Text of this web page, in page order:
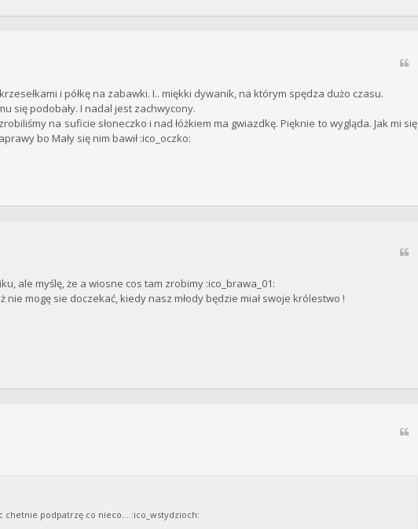
i półkę na zabawki. I.. miękki dywanik, na którym spędza dużo czasu.
się podobały. I nadal jest zachwycony.
na suficie słoneczko i nad łóżkiem ma gwiazdkę. Pięknie to wygląda. Jak mi się
bo Mały się nim bawił :ico_oczko:
ale myślę, że a wiosne cos tam zrobimy :ico_brawa_01:
mogę sie doczekać, kiedy nasz młody będzie miał swoje królestwo !
chetnie podpatrzę co nieco... :ico_wstydzioch: